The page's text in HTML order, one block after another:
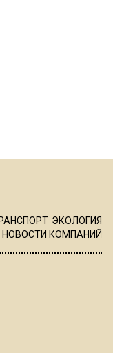
ЭКОЛОГИЯ
НОВОСТИ КОМПАНИЙ